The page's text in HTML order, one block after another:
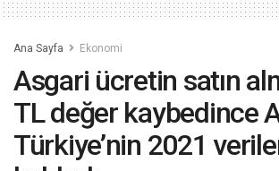
Ana Sayfa Ekonomi
Asgari ücretin satın
TL değer kaybedince
Türkiye’nin 2021